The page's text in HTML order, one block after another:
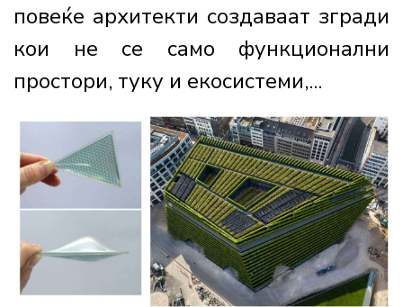
повеќе архитекти создаваат згради
кои не се само функционални
простори, туку и екосистеми,...